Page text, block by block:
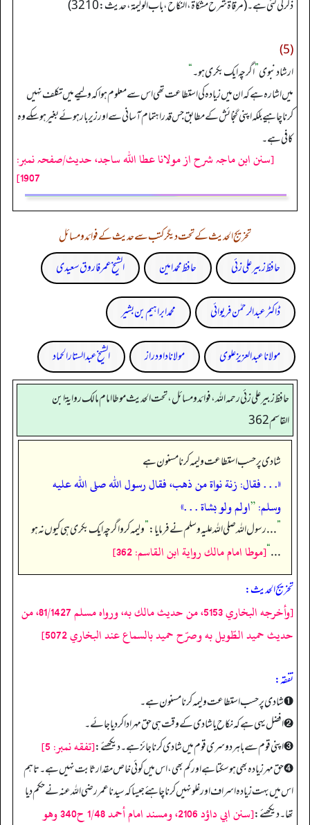
ذکر کی گئی ہے۔ (مرقاۃ شرح مشکاۃ، النکاح، باب الولیمة، حدیث: 3210)
(5)
ارشاد نبوی”اگرچہ ایک بکری ہو۔“
میں اشارہ ہے کہ ان میں زیادہ کی استطاعت تھی اس سے معلوم ہوا کہ ولیمے میں تکلف نہیں
کرنا چاہیے بلکہ اپنی گنجائش کے مطابق جس قدر اہتمام آسانی سے اور زیر بار ہوئے بغیر ہو سکے وہ
کافی ہے۔
[سنن ابن ماجہ شرح از مولانا عطا الله ساجد، حدیث/صفحہ نمبر:
1907]
تخریج الحدیث کے تحت دیگر کتب سے حدیث کے فوائد و مسائل
حافظ زبیر علی زئی
حافظ محمد امین الشیخ عمر فاروق سعیدی
ڈاکٹر عبدالرحمٰن فریوائی محمد ابراہیم بن بشیر
مولانا عبد العزیز علوی مولانا داود راز الشیخ عبدالستار الحماد
حافظ زبير على زئي رحمه الله، فوائد و مسائل، تحت الحديث موطا امام مالك رواية ابن
القاسم 362
شادی پر حسب استطاعت ولیمہ کرنا مسنون ہے
«. . . فقال: زنة نواة من ذهب، فقال رسول الله صلى الله عليه
وسلم:”اولم ولو بشاة . . .»
”. . . رسول اللہ صلی اللہ علیہ وسلم نے فرمایا:”ولیمہ کرو اگرچہ ایک بکری ہی کیوں نہ ہو
. . .
“[موطا امام مالك رواية ابن القاسم: 362]
تخریج الحدیث:
[وأخرجه البخاري 5153، من حديث مالك به، ورواه مسلم 81/1427، من
حديث حميد الطّويل به وصرّح حميد بالسماع عند البخاري 5072]
تفقه:
➊ شادی پر حسب استطاعت ولیمہ کرنا مسنون ہے۔
➋ افضل یہی ہے کہ نکاح یا شادی کے وقت ہی حق مہر ادا کر دیا جائے۔
➌ اپنی قوم سے باہر دوسری قوم میں شادی کرنا جائز ہے۔ دیکھئے:[تفقه نمبر: 5]
➍ حق مہر زیادہ بھی ہو سکتا ہے اور کم بھی، اس میں کوئی خاص مقدار ثابت نہیں ہے۔ تاہم
اس میں بہت زیادہ اسراف اور غلو نہیں کرنا چاہئے جیسا کہ سیدنا عمر رضی اللہ عنہ نے حکم دیا
تھا۔ دیکھئے:
[سنن ابي داؤد 2106، ومسند امام أحمد 1/48 ح340 وهو